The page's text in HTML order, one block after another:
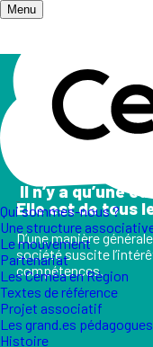
Menu
Qui sommes-nous ?
Une structure
Le mouvement
Partenariat
Les Ceméa en Région
Textes de référence
Projet associatif
Les grand.es pédagogues
Histoire
Accueil/ Champs
Les
II n’y a qu’une
Elle est de tous
D’une manière
société suscite
compétences.